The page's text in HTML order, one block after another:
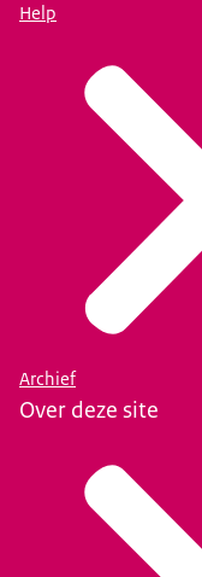
Help
Archief
Over deze site